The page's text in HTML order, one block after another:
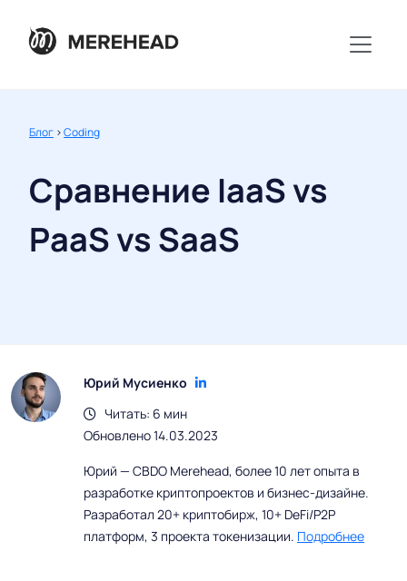
Блог >Coding
Сравнение IaaS vs
PaaS vs SaaS
Юрий Мусиенко
Читать: 6 мин
Обновлено 14.03.2023
Юрий — CBDO Merehead, более 10 лет опыта в
разработке криптопроектов и бизнес-дизайне.
Разработал 20+ криптобирж, 10+ DeFi/P2P
платформ, 3 проекта токенизации. Подробнее